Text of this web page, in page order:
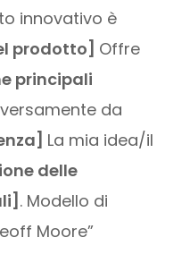
innovativo è
prodotto] Offre
principali
da
La mia idea/il
delle
. Modello di
Moore”